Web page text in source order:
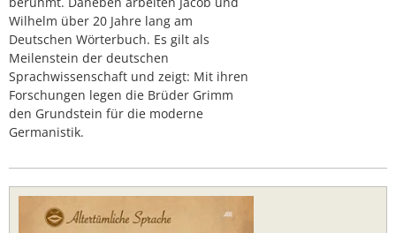
Wilhelm über 20 Jahre lang am
Deutschen Wörterbuch. Es gilt als
Meilenstein der deutschen
Sprachwissenschaft und zeigt: Mit ihren
Forschungen legen die Brüder Grimm
den Grundstein für die moderne
Germanistik.